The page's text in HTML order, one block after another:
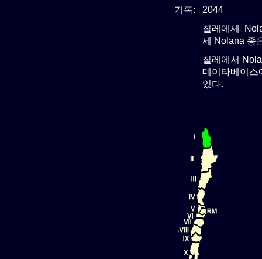
기록:
2044
칠레에세
세 Nolana 종
칠레에서
데이타베이스
있다.